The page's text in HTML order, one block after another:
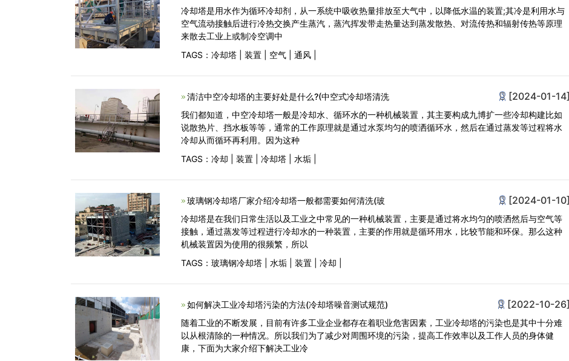
冷却塔是用水作为循环冷却剂，从一系统中吸收热量排放至大气中，以降低水温的装置;其冷是利用水与
空气流动接触后进行冷热交换产生蒸汽，蒸汽挥发带走热量达到蒸发散热、对流传热和辐射传热等原理
来散去工业上或制冷空调中
TAGS： 冷却塔| 装置| 空气| 通风|
清洁中空冷却塔的主要好处是什么?(中空式冷却塔清洗 [2024-01-14]
我们都知道，中空冷却塔一般是冷却水、循环水的一种机械装置，其主要构成九博扩一些冷却构建比如
说散热片、挡水板等等，通常的工作原理就是通过水泵均匀的喷洒循环水，然后在通过蒸发等过程将水
冷却从而循环再利用。因为这种
TAGS： 冷却 装置| 冷却塔| 水垢|
玻璃钢冷却塔厂家介绍冷却塔一般都需要如何清洗(玻 [2024-01-10]
冷却塔是在我们日常生活以及工业之中常见的一种机械装置，主要是通过将水均匀的喷洒然后与空气等
接触，通过蒸发等过程进行冷却水的一种装置，主要的作用就是循环用水，比较节能和环保。那么这种
机械装置因为使用的很频繁，所以
TAGS： 玻璃钢冷却塔| 水垢| 装置| 冷却
如何解决工业冷却塔污染的方法(冷却塔噪音测试规范) [2022-10-26]
随着工业的不断发展，目前有许多工业企业都存在着职业危害因素，工业冷却塔的污染也是其中十分难
以从根清除的一种情况。所以我们为了减少对周围环境的污染，提高工作效率以及工作人员的身体健
康，下面为大家介绍下解决工业冷